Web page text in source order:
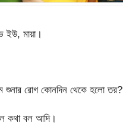
মায়া।
শুনার রোগ কোনদিন থেকে হলো তর?
কথা বল আদি।